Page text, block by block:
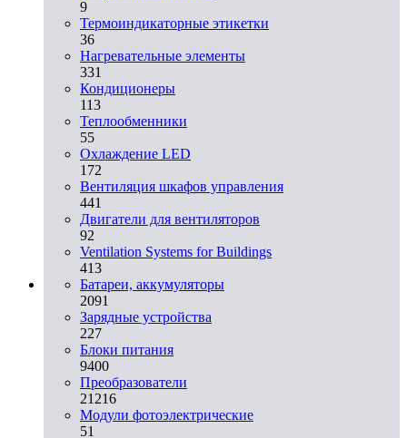
9
Термоиндикаторные этикетки
36
Нагревательные элементы
331
Кондиционеры
113
Теплообменники
55
Охлаждение LED
172
Вентиляция шкафов управления
441
Двигатели для вентиляторов
92
Ventilation Systems for Buildings
413
Батареи, аккумуляторы
2091
Зарядные устройства
227
Блоки питания
9400
Преобразователи
21216
Модули фотоэлектрические
51